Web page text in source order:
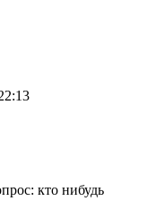
кто нибудь